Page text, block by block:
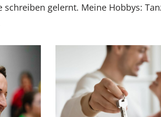
gelernt. Meine Hobbys: